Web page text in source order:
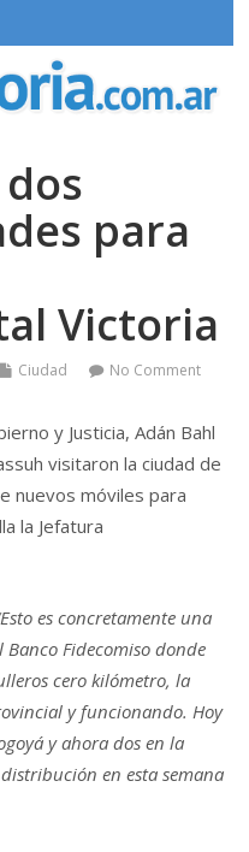
para
Victoria
Ciudad No Comment
y Justicia, Adán Bahl
visitaron la ciudad de
nuevos móviles para
la Jefatura
es concretamente una
Banco Fidecomiso donde
cero kilómetro, la
y funcionando. Hoy
y ahora dos en la
en esta semana